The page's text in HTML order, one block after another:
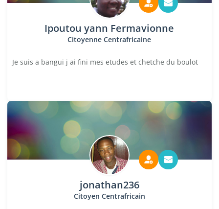
Ipoutou yann Fermavionne
Citoyenne Centrafricaine
Je suis a bangui j ai fini mes etudes et chetche du boulot
jonathan236
Citoyen Centrafricain